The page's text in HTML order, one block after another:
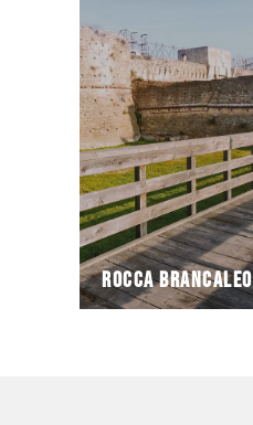
Rocca
Rocca
La Rocca
partire dal 1457